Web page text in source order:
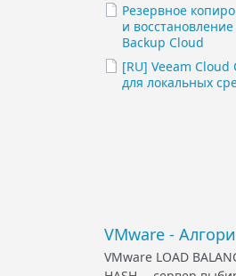
Резервное
и
Backup Cloud
[RU] Veeam Cloud
для локальных
VMware -
VMware LOAD